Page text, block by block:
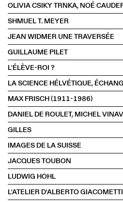
SHMUEL T. MEYER
JEAN WIDMER UNE TRAVERSÉE
GUILLAUME PILET
L'ÉLÈVE-ROI ?
MAX FRISCH (1911-1986)
GILLES
IMAGES DE LA SUISSE
JACQUES TOUBON
LUDWIG HOHL
L'ATELIER D'ALBERTO GIACOMETTI